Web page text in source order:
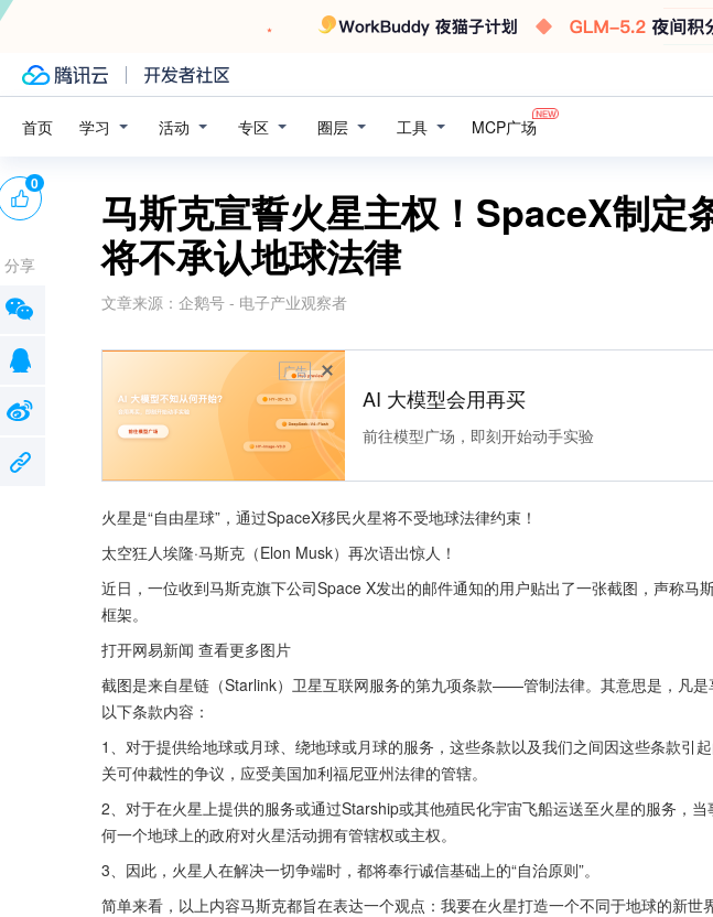
首页 学习 活动 专区 圈层 工具 MCP广场
马斯克宣誓火星主权！SpaceX制定
将不承认地球法律
文章来源： 企鹅号 - 电子产业观察者
广告
AI 大模型会用再买
前往模型广场，即刻开始动手实验
火星是“自由星球”，通过SpaceX移民火星将不受地球法律约束！
太空狂人埃隆·马斯克（Elon Musk）再次语出惊人！
近日，一位收到马斯克旗下公司Space X发出的邮件通知的用户贴出了一张截图，声称马
框架。
打开网易新闻 查看更多图片
截图是来自星链（Starlink）卫星互联网服务的第九项条款——管制法律。其意思是，凡
以下条款内容：
1、对于提供给地球或月球、绕地球或月球的服务，这些条款以及我们之间因这些条款引
关可仲裁性的争议，应受美国加利福尼亚州法律的管辖。
2、对于在火星上提供的服务或通过Starship或其他殖民化宇宙飞船运送至火星的服务，
何一个地球上的政府对火星活动拥有管辖权或主权。
3、因此，火星人在解决一切争端时，都将奉行诚信基础上的“自治原则”。
简单来看，以上内容马斯克都旨在表达一个观点：我要在火星打造一个不同于地球的新世
0
分享